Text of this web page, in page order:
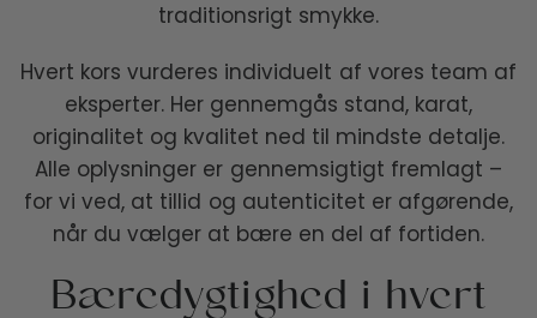
traditionsrigt smykke.
Hvert kors vurderes individuelt af vores team af
eksperter. Her gennemgås stand, karat,
originalitet og kvalitet ned til mindste detalje.
Alle oplysninger er gennemsigtigt fremlagt –
for vi ved, at tillid og autenticitet er afgørende,
når du vælger at bære en del af fortiden.
Bæredygtighed i hvert